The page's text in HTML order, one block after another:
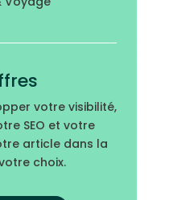
votre visibilité,
SEO et votre
article dans la
choix.